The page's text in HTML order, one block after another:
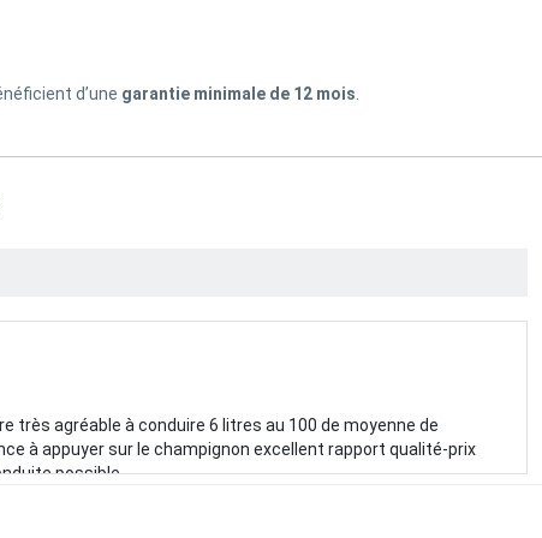
d’une garantie minimale de 12 mois
très agréable à conduire 6 litres au 100 de moyenne de
à appuyer sur le champignon excellent rapport qualité-prix
possible